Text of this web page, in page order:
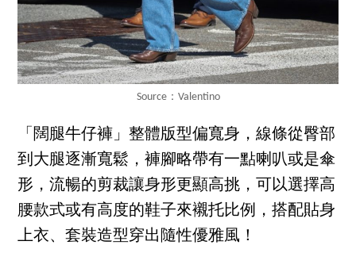
Source：Valentino
「闊腿牛仔褲」整體版型偏寬身，線條從臀部
到大腿逐漸寬鬆，褲腳略帶有一點喇叭或是傘
形，流暢的剪裁讓身形更顯高挑，可以選擇高
腰款式或有高度的鞋子來襯托比例，搭配貼身
上衣、套裝造型穿出隨性優雅風！